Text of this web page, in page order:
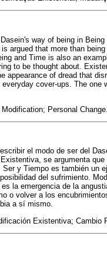
way of being in
argued that more than
and Time is also an
to be thought about.
appearance of dread that
cover-ups. The one
Personal Change.
el modo de ser del
se argumenta
y Tiempo es también un
del sufrimiento.
la emergencia de la
o volver a los
a sí mismo.
Existentiva; Cambio